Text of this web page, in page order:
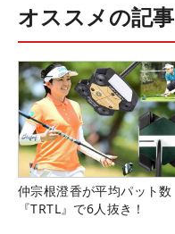
オススメの記事
仲宗根澄香が平均パット数
『TRTL』で6人抜き！